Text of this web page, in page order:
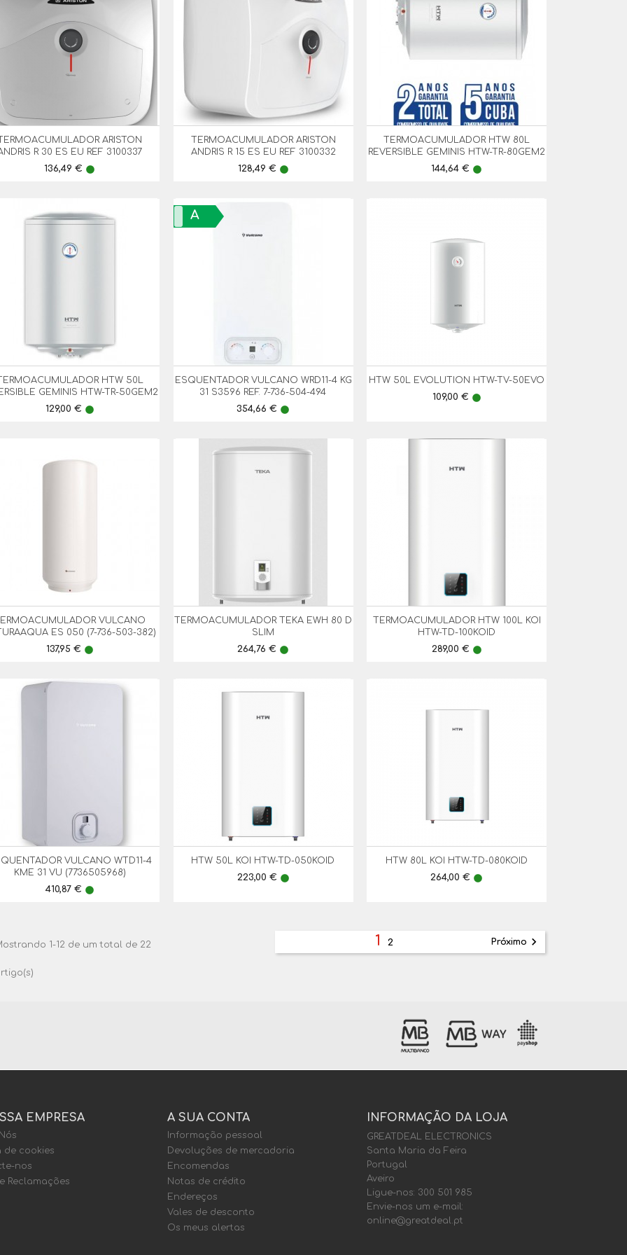
ARISTON
R 30 ES EU REF 3100337
Preço
136,49 € lens
Vista Rápida
TERMOACUMULADOR ARISTON
ANDRIS R 15 ES EU REF 3100332
Preço
128,49 € lens
Vista Rápida
TERMOACUMULADOR HTW 80L
REVERSIBLE GEMINIS HTW-TR-80GEM2
Preço
144,64 € lens
Vista Rápida
HTW 50L
GEMINIS HTW-TR-50GEM2
Preço
129,00 € lens
Vista Rápida
ESQUENTADOR VULCANO WRD11-4 KG
31 S3596 REF. 7-736-504-494
Preço
354,66 € lens
A
Vista Rápida
HTW 50L EVOLUTION HTW-TV-50EVO
Preço
109,00 € lens
 Vista Rápida
VULCANO
ES 050 (7-736-503-382)
Preço
137,95 € lens
Vista Rápida
TERMOACUMULADOR TEKA EWH 80 D
SLIM
Preço
264,76 € lens
Vista Rápida
TERMOACUMULADOR HTW 100L KOI
HTW-TD-100KOID
Preço
289,00 € lens
Vista Rápida
VULCANO WTD11-4
KME 31 VU (7736505968)
Preço
410,87 € lens
Vista Rápida
HTW 50L KOI HTW-TD-050KOID
Preço
223,00 € lens
Vista Rápida
HTW 80L KOI HTW-TD-080KOID
Preço
264,00 € lens
Vista Rápida
1-12 de um total de 22 12 Próximo 
EMPRESA
de cookies
nos
Reclamações
A SUA CONTA
Informação pessoal
Devoluções de mercadoria
Encomendas
Notas de crédito
Endereços
Vales de desconto
Os meus alertas
INFORMAÇÃO DA LOJA
GREATDEAL ELECTRONICS
Santa Maria da Feira
Portugal
Aveiro
Ligue-nos: 300 501 985
Envie-nos um e-mail:
online@greatdeal.pt